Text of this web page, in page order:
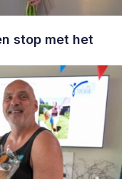
stop met het